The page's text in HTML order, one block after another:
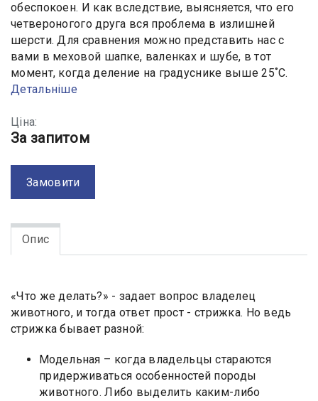
обеспокоен. И как вследствие, выясняется, что его
четвероногого друга вся проблема в излишней
шерсти. Для сравнения можно представить нас с
вами в меховой шапке, валенках и шубе, в тот
момент, когда деление на градуснике выше 25˚С.
Детальніше
Ціна:
За запитом
Замовити
Опис
«Что же делать?» - задает вопрос владелец
животного, и тогда ответ прост - стрижка. Но ведь
стрижка бывает разной:
Модельная – когда владельцы стараются
придерживаться особенностей породы
животного. Либо выделить каким-либо